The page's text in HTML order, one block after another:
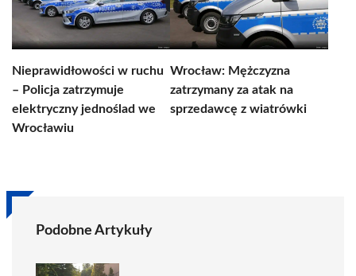
Nieprawidłowości w ruchu
– Policja zatrzymuje
elektryczny jednoślad we
Wrocławiu
Wrocław: Mężczyzna
zatrzymany za atak na
sprzedawcę z wiatrówki
Podobne Artykuły